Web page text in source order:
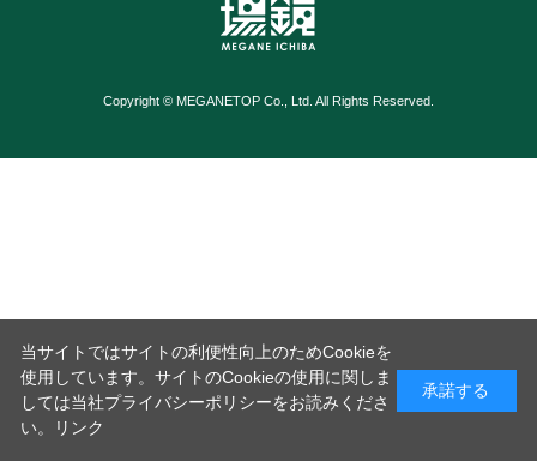
Copyright © MEGANETOP Co., Ltd. All Rights Reserved.
当サイトではサイトの利便性向上のためCookieを
使用しています。サイトのCookieの使用に関しま
しては当社プライバシーポリシーをお読みくださ
い。
リンク
承諾する